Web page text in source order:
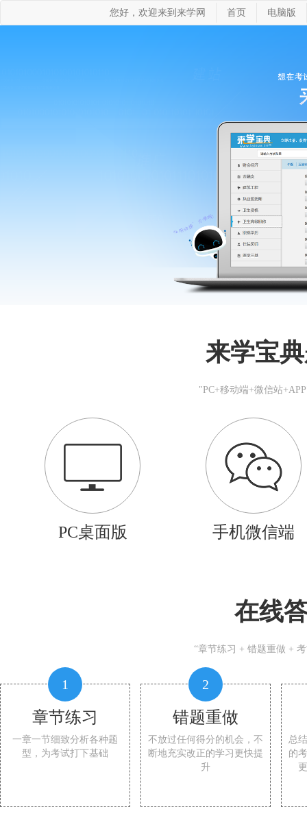
您好，欢迎来到来学网 首页 电脑版
来学宝
"PC+移动端+微信站
PC桌面版 手机微信端
在线
“章节练习 + 错题重做 +
1
章节练习
一章一节细致分析各种题
型，为考试打下基础
2
错题重做
不放过任何得分的机会，不
断地充实改正的学习更快提
升
总
的